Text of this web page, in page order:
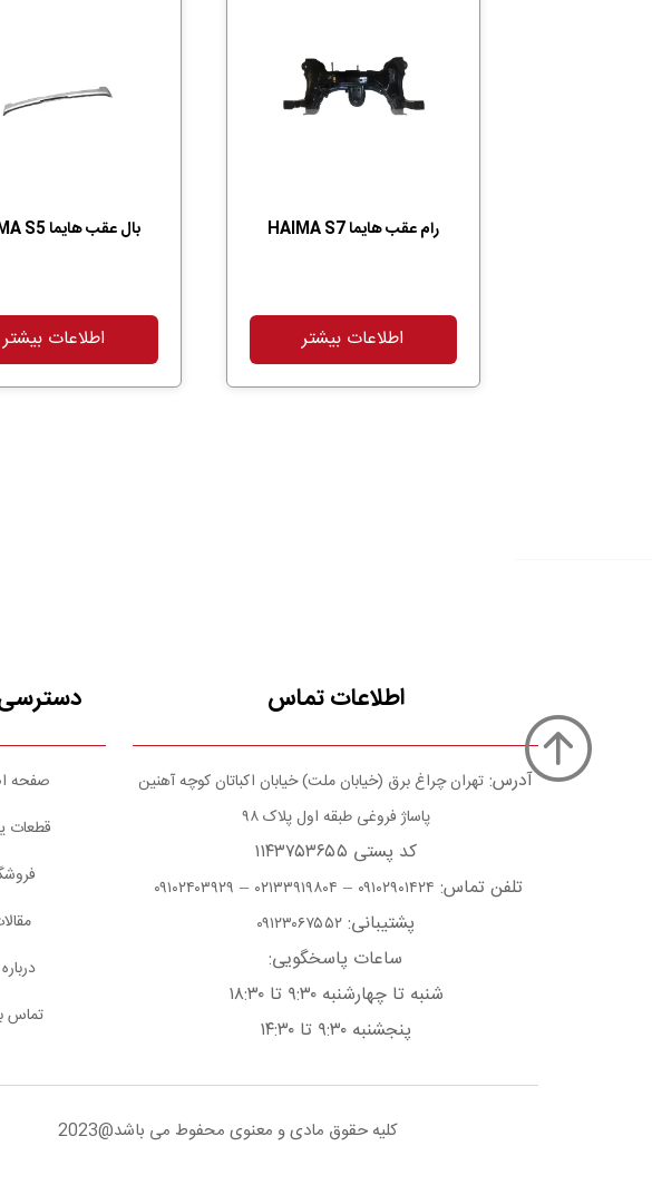
رام عقب هایما HAIMA S7
اطلاعات بیشتر
بال عقب هایما HAIMA S5
اطلاعات بیشتر
اطلاعات تماس
آدرس: تهران چراغ برق (خیابان ملت) خیابان اکباتان کوچه آهنین
پاساژ فروغی طبقه اول پلاک ۹۸
کد پستی ۱۱۴۳۷۵۳۶۵۵
تلفن تماس: ۰۹۱۰۲۹۰۱۴۲۴ – ۰۲۱۳۳۹۱۹۸۰۴ – ۰۹۱۰۲۴۰۳۹۲۹
پشتیبانی: ۰۹۱۲۳۰۶۷۵۵۲
ساعات پاسخگویی:
شنبه تا چهارشنبه ۹:۳۰ تا ۱۸:۳۰
پنجشنبه ۹:۳۰ تا ۱۴:۳۰
صفحه
قطعات
تماس
کلیه حقوق مادی و معنوی محفوط می باشد@2023